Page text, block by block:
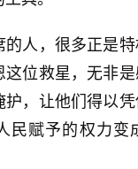
的人，很多正是
这位救星，无非
，让他们得以凭
民赋予的权力变